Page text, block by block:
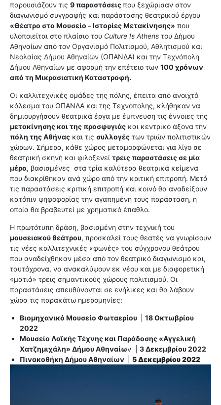
παρουσιάζουν τις 9 παραστάσειςπου ξεχώρισαν στον
διαγωνισμό συγγραφής και παράστασης θεατρικού έργου
«Θέατρο στο Μουσείο – Ιστορίες Μετακίνησης» που
υλοποιείται στο πλαίσιο του Culture Is Athens του Δήμου
Αθηναίων από τον Οργανισμό Πολιτισμού, Αθλητισμού και
Νεολαίας Δήμου Αθηναίων (ΟΠΑΝΔΑ) και την Τεχνόπολη
Δήμου Αθηναίων με αφορμή την επέτειο των 100 χρόνων
από τη Μικρασιατική Καταστροφή.
Οι καλλιτεχνικές ομάδες της πόλης, έπειτα από ανοιχτό
κάλεσμα του ΟΠΑΝΔΑ και της Τεχνόπολης, κλήθηκαν να
δημιουργήσουν θεατρικά έργα με έμπνευση τις έννοιες της
μετακίνησης και της προσφυγιάς και κεντρικό άξονα την
πόλη της Αθήνας και τις συλλογές των τριών πολιτιστικών
χώρων. Σήμερα, κάθε χώρος μεταμορφώνεται για λίγο σε
θεατρική σκηνή και φιλοξενεί τρεις παραστάσεις σε μία
μέρα, βασισμένες στα τρία καλύτερα θεατρικά κείμενα
που διακρίθηκαν ανά χώρο από την κριτική επιτροπή. Μετά
τις παραστάσεις κριτική επιτροπή και κοινό θα αναδείξουν
κατόπιν ψηφοφορίας την αγαπημένη τους παράσταση, η
οποία θα βραβευτεί με χρηματικό έπαθλο.
Η πρωτότυπη δράση, βασισμένη στην τεχνική του
μουσειακού θεάτρου, προσκαλεί τους θεατές να γνωρίσουν
τις νέες καλλιτεχνικές «φωνές» του σύγχρονου θεάτρου
που αναδείχθηκαν μέσα από τον θεατρικό διαγωνισμό και,
ταυτόχρονα, να ανακαλύψουν εκ νέου και με διαφορετική
«ματιά» τρεις σημαντικούς χώρους πολιτισμού. Οι
παραστάσεις απευθύνονται σε ενήλικες και θα λάβουν
χώρα τις παρακάτω ημερομηνίες:
Βιομηχανικό Μουσείο Φωταερίου
18 Οκτωβρίου
2022
Μουσείο Λαϊκής Τέχνης και Παράδοσης «Αγγελική
Χατζημιχάλη» Δήμου Αθηναίων | 3 Δεκεμβρίου 2022
Πινακοθήκη Δήμου Αθηναίων
5 Δεκεμβρίου 2022